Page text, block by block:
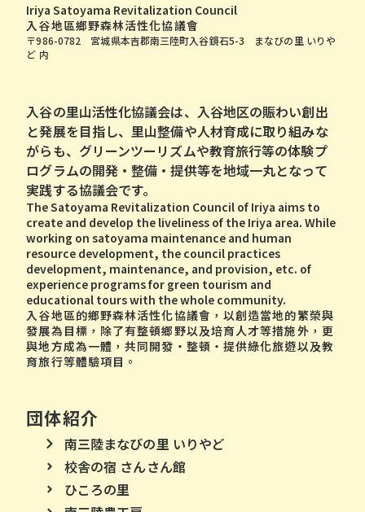
Iriya Satoyama Revitalization Council
入谷地區鄉野森林活性化協議會
〒986-0782 宮城県本吉郡南三陸町入谷鏡石5-3 まなびの里 いりや
ど 内
⼊⾕の⾥⼭活性化協議会は、⼊⾕地区の賑わい創出
と発展を⽬指し、⾥⼭整備や⼈材育成に取り組みな
がらも、グリーンツーリズムや教育旅⾏等の体験プ
ログラムの開発・整備・提供等を地域⼀丸となって
実践する協議会です。
The Satoyama Revitalization Council of Iriya aims to
create and develop the liveliness of the Iriya area. While
working on satoyama maintenance and human
resource development, the council practices
development, maintenance, and provision, etc. of
experience programs for green tourism and
educational tours with the whole community.
入谷地區的鄉野森林活性化協議會，以創造當地的繁榮與
發展為目標，除了有整頓鄉野以及培育人才等措施外，更
與地方成為一體，共同開發‧整頓‧提供綠化旅遊以及教
育旅行等體驗項目。
団体紹介
南三陸まなびの里 いりやど
校舎の宿 さんさん館
ひころの里